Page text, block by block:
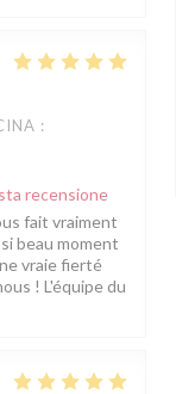
:
recensione
fait vraiment
beau moment
vraie fierté
! L'équipe du